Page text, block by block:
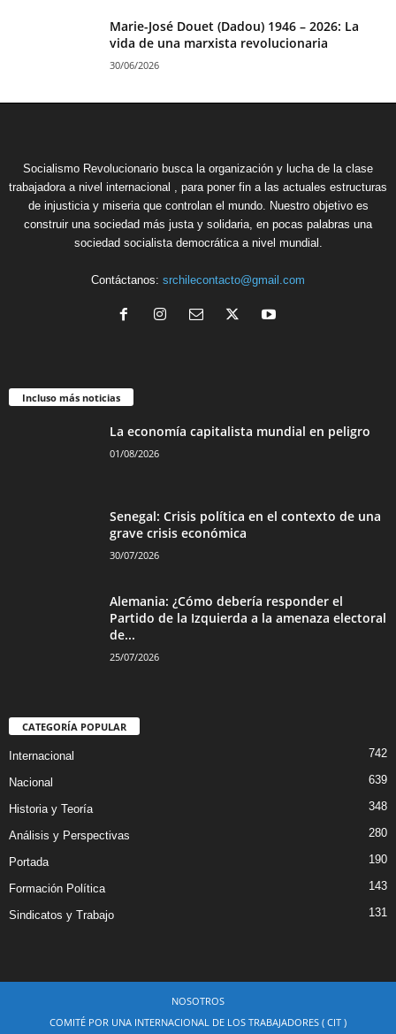
Marie-José Douet (Dadou) 1946 – 2026: La
vida de una marxista revolucionaria
30/06/2026
Socialismo Revolucionario busca la organización y lucha de la clase
trabajadora a nivel internacional , para poner fin a las actuales estructuras
de injusticia y miseria que controlan el mundo. Nuestro objetivo es
construir una sociedad más justa y solidaria, en pocas palabras una
sociedad socialista democrática a nivel mundial.
Contáctanos: srchilecontacto@gmail.com
Incluso más noticias
La economía capitalista mundial en peligro
01/08/2026
Senegal: Crisis política en el contexto de una
grave crisis económica
30/07/2026
Alemania: ¿Cómo debería responder el
Partido de la Izquierda a la amenaza electoral
de...
25/07/2026
CATEGORÍA POPULAR
Internacional 742
Nacional 639
Historia y Teoría 348
Análisis y Perspectivas 280
Portada 190
Formación Política 143
Sindicatos y Trabajo 131
NOSOTROS
COMITÉ POR UNA INTERNACIONAL DE LOS TRABAJADORES ( CIT )